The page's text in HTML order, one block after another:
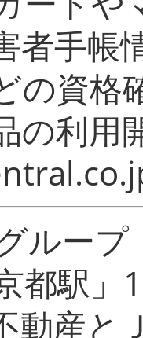
者手帳
の資格
の利用
ルー
都駅」
動産と